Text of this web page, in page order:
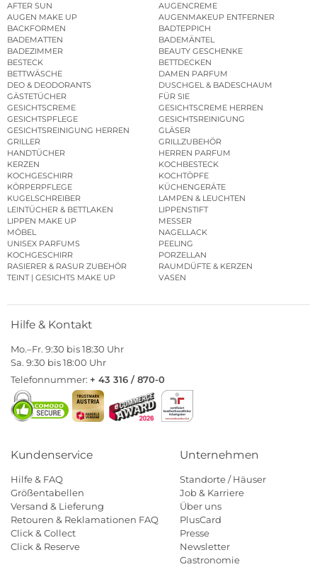
AFTER SUN
AUGENCREME
AUGEN MAKE UP
AUGENMAKEUP ENTFERNER
BACKFORMEN
BADTEPPICH
BADEMATTEN
BADEMÄNTEL
BADEZIMMER
BEAUTY GESCHENKE
BESTECK
BETTDECKEN
BETTWÄSCHE
DAMEN PARFUM
DEO & DEODORANTS
DUSCHGEL & BADESCHAUM
GÄSTETÜCHER
FÜR SIE
GESICHTSCREME
GESICHTSCREME HERREN
GESICHTSPFLEGE
GESICHTSREINIGUNG
GESICHTSREINIGUNG HERREN
GLÄSER
GRILLER
GRILLZUBEHÖR
HANDTÜCHER
HERREN PARFUM
KERZEN
KOCHBESTECK
KOCHGESCHIRR
KOCHTÖPFE
KÖRPERPFLEGE
KÜCHENGERÄTE
KUGELSCHREIBER
LAMPEN & LEUCHTEN
LEINTÜCHER & BETTLAKEN
LIPPENSTIFT
LIPPEN MAKE UP
MESSER
MÖBEL
NAGELLACK
UNISEX PARFUMS
PEELING
KOCHGESCHIRR
PORZELLAN
RASIERER & RASUR ZUBEHÖR
RAUMDÜFTE & KERZEN
TEINT | GESICHTS MAKE UP
VASEN
Hilfe & Kontakt
Mo.–Fr. 9:30 bis 18:30 Uhr
Sa. 9:30 bis 18:00 Uhr
Telefonnummer: + 43 316 / 870-0
Kundenservice
Hilfe & FAQ
Größentabellen
Versand & Lieferung
Retouren & Reklamationen FAQ
Click & Collect
Click & Reserve
Unternehmen
Standorte / Häuser
Job & Karriere
Über uns
PlusCard
Presse
Newsletter
Gastronomie